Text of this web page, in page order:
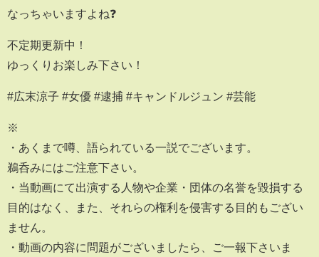
なっちゃいますよね❓
不定期更新中！
ゆっくりお楽しみ下さい！
#広末涼子 #女優 #逮捕 #キャンドルジュン #芸能
※
・あくまで噂、語られている一説でございます。
鵜呑みにはご注意下さい。
・当動画にて出演する人物や企業・団体の名誉を毀損する
目的はなく、また、それらの権利を侵害する目的もござい
ません。
・動画の内容に問題がございましたら、ご一報下さいま